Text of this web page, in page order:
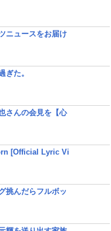
ニュースをお届け
ぎた。
さんの会見を【心
[Official Lyric Vi
挑んだらフルボッ